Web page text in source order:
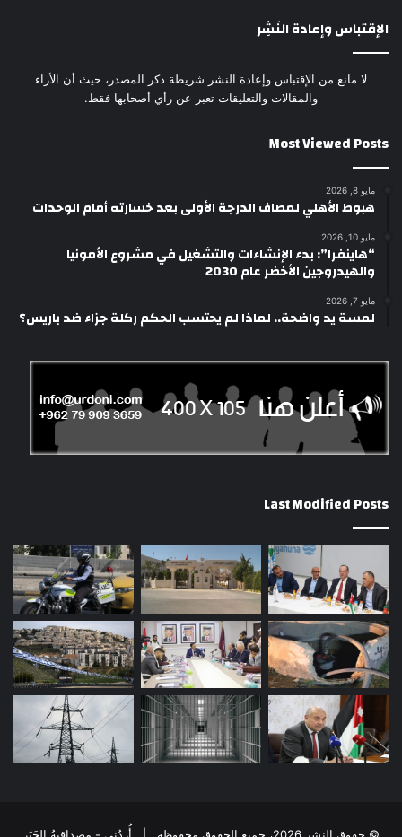
الإقتباس وإعادة النَشِر
لا مانع من الإقتباس وإعادة النشر شريطة ذكر المصدر، حيث أن الأراء
والمقالات والتعليقات تعبر عن رأي أصحابها فقط.
Most Viewed Posts
مايو 8, 2026
هبوط الأهلي لمصاف الدرجة الأولى بعد خسارته أمام الوحدات
مايو 10, 2026
“هاينفرا”: بدء الإنشاءات والتشغيل في مشروع الأمونيا
والهيدروجين الأخضر عام 2030
مايو 7, 2026
لمسة يد واضحة.. لماذا لم يحتسب الحكم ركلة جزاء ضد باريس؟
Last Modified Posts
© حقوق النشر 2026، جميع الحقوق محفوظة | أُردُني - مِصداقِيةُ الخَبَر